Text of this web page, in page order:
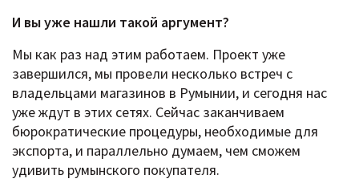
И вы уже нашли такой аргумент?
Мы как раз над этим работаем. Проект уже
завершился, мы провели несколько встреч с
владельцами магазинов в Румынии, и сегодня нас
уже ждут в этих сетях. Сейчас заканчиваем
бюрократические процедуры, необходимые для
экспорта, и параллельно думаем, чем сможем
удивить румынского покупателя.